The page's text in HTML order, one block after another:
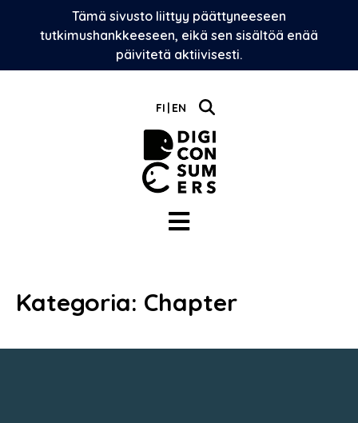
Tämä sivusto liittyy päättyneeseen
tutkimushankkeeseen, eikä sen sisältöä enää
päivitetä aktiivisesti.
FI EN
Kategoria: Chapter